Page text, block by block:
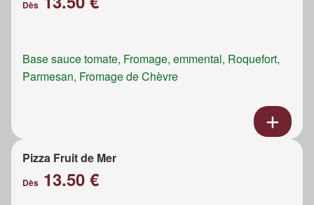
Dès
Base sauce tomate, Fromage, emmental, Roquefort,
Parmesan, Fromage de Chèvre
Pizza Fruit de Mer
Dès 13.50 €